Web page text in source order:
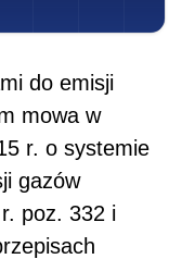
do emisji
mowa w
r. o systemie
gazów
poz. 332 i